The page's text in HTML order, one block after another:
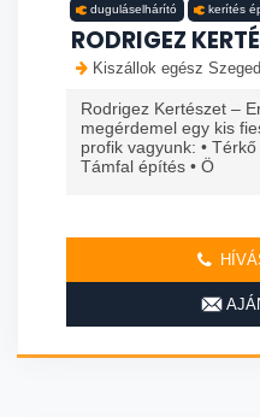
duguláselhárító kerítés
RODRIGEZ
Kiszállok egész
Rodrigez Kertészet –
megérdemel egy kis
profik vagyunk: •
Támfal építés • Ö